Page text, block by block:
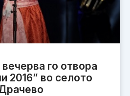
го отвора
2016” во селото